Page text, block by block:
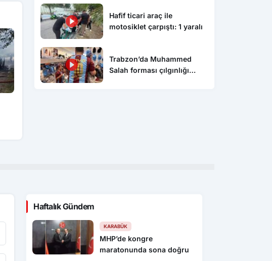
Hafif ticari araç ile
motosiklet çarpıştı: 1 yaralı
Trabzon’da Muhammed
Salah forması çılgınlığı
Haftalık Gündem
KARABÜK
MHP’de kongre
maratonunda sona doğru